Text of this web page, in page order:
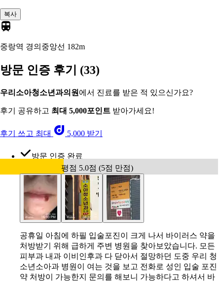
복사
중랑역 경의중앙선 182m
방문 인증 후기 (33)
우리소아청소년과의원 에서 진료를 받은 적 있으신가요?
후기 공유하고 최대 5,000포인트 받아가세요!
후기 쓰고 최대 5,000 받기
방문 인증 완료
평점 5.0점 (5점 만점)
공휴일 아침에 하필 입술포진이 크게 나서 바이러스 약을
처방받기 위해 급하게 주변 병원을 찾아보았습니다. 모든
피부과 내과 이비인후과 다 닫아서 절망하던 도중 우리 청
소년소아과 병원이 여는 것을 보고 전화로 성인 입술 포진
약 처방이 가능한지 문의를 해보니 가능하다고 하셔서 바